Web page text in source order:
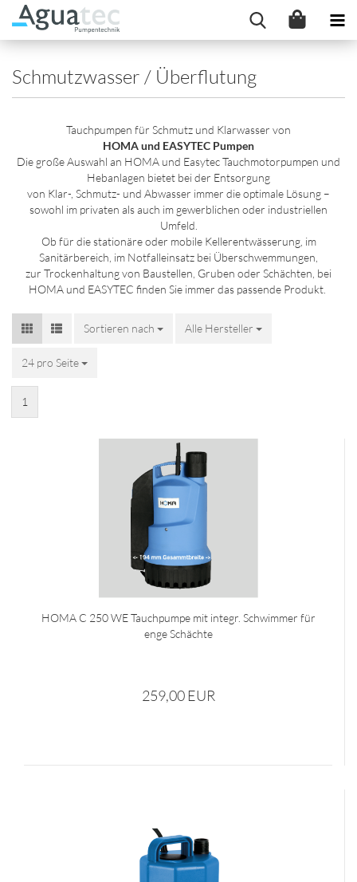
Schmutzwasser / Überflutung
Tauchpumpen für Schmutz und Klarwasser von
HOMA und EASYTEC Pumpen
Die große Auswahl an HOMA und Easytec Tauchmotorpumpen und
Hebanlagen bietet bei der Entsorgung
von Klar-, Schmutz- und Abwasser immer die optimale Lösung –
sowohl im privaten als auch im gewerblichen oder industriellen
Umfeld.
Ob für die stationäre oder mobile Kellerentwässerung, im
Sanitärbereich, im Notfalleinsatz bei Überschwemmungen,
zur Trockenhaltung von Baustellen, Gruben oder Schächten, bei
HOMA und EASYTEC finden Sie immer das passende Produkt.
Sortieren nach
Sortieren nach Alle Hersteller
24 pro Seite
pro Seite
1
HOMA C 250 WE Tauchpumpe mit integr. Schwimmer für
enge Schächte
259,00 EUR